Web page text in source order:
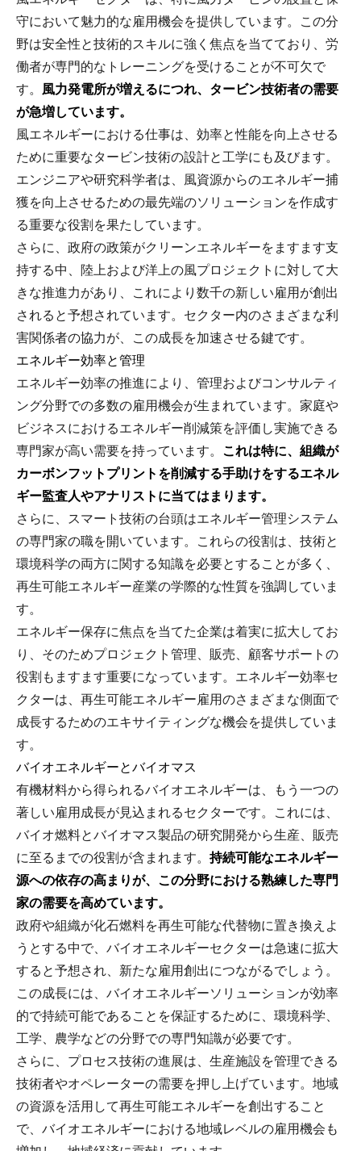
守において魅力的な雇用機会を提供しています。この分
野は安全性と技術的スキルに強く焦点を当てており、労
働者が専門的なトレーニングを受けることが不可欠で
す。 風力発電所が増えるにつれ、タービン技術者の需要
が急増しています。
風エネルギーにおける仕事は、効率と性能を向上させる
ために重要なタービン技術の設計と工学にも及びます。
エンジニアや研究科学者は、風資源からのエネルギー捕
獲を向上させるための最先端のソリューションを作成す
る重要な役割を果たしています。
さらに、政府の政策がクリーンエネルギーをますます支
持する中、陸上および洋上の風プロジェクトに対して大
きな推進力があり、これにより数千の新しい雇用が創出
されると予想されています。セクター内のさまざまな利
害関係者の協力が、この成長を加速させる鍵です。
エネルギー効率と管理
エネルギー効率の推進により、管理およびコンサルティ
ング分野での多数の雇用機会が生まれています。家庭や
ビジネスにおけるエネルギー削減策を評価し実施できる
専門家が高い需要を持っています。 これは特に、組織が
カーボンフットプリントを削減する手助けをするエネル
ギー監査人やアナリストに当てはまります。
さらに、スマート技術の台頭はエネルギー管理システム
の専門家の職を開いています。これらの役割は、技術と
環境科学の両方に関する知識を必要とすることが多く、
再生可能エネルギー産業の学際的な性質を強調していま
す。
エネルギー保存に焦点を当てた企業は着実に拡大してお
り、そのためプロジェクト管理、販売、顧客サポートの
役割もますます重要になっています。エネルギー効率セ
クターは、再生可能エネルギー雇用のさまざまな側面で
成長するためのエキサイティングな機会を提供していま
す。
バイオエネルギーとバイオマス
有機材料から得られるバイオエネルギーは、もう一つの
著しい雇用成長が見込まれるセクターです。これには、
バイオ燃料とバイオマス製品の研究開発から生産、販売
に至るまでの役割が含まれます。 持続可能なエネルギー
源への依存の高まりが、この分野における熟練した専門
家の需要を高めています。
政府や組織が化石燃料を再生可能な代替物に置き換えよ
うとする中で、バイオエネルギーセクターは急速に拡大
すると予想され、新たな雇用創出につながるでしょう。
この成長には、バイオエネルギーソリューションが効率
的で持続可能であることを保証するために、環境科学、
工学、農学などの分野での専門知識が必要です。
さらに、プロセス技術の進展は、生産施設を管理できる
技術者やオペレーターの需要を押し上げています。地域
の資源を活用して再生可能エネルギーを創出すること
で、バイオエネルギーにおける地域レベルの雇用機会も